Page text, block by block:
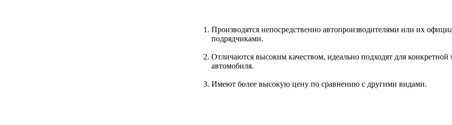
Производятся непосредственно автопроизводителями или их
подрядчиками.
Отличаются высоким качеством, идеально подходят для конкретной
автомобиля.
Имеют более высокую цену по сравнению с другими видами.